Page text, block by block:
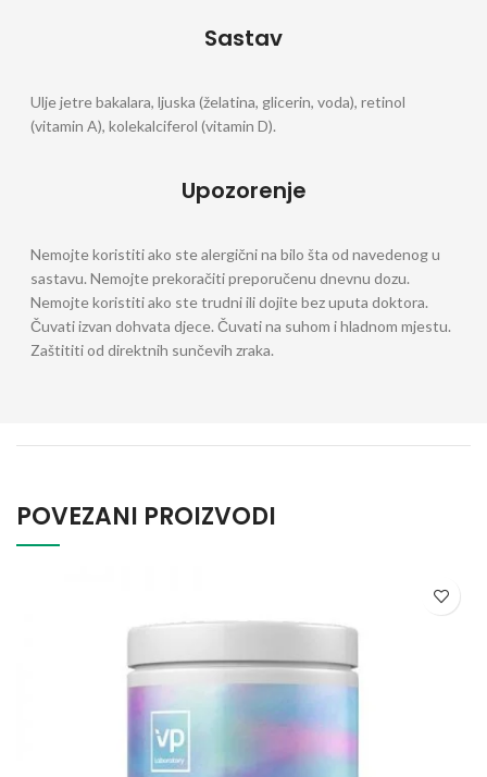
Sastav
Ulje jetre bakalara, ljuska (želatina, glicerin, voda), retinol
(vitamin A), kolekalciferol (vitamin D).
Upozorenje
Nemojte koristiti ako ste alergični na bilo šta od navedenog u
sastavu. Nemojte prekoračiti preporučenu dnevnu dozu.
Nemojte koristiti ako ste trudni ili dojite bez uputa doktora.
Čuvati izvan dohvata djece. Čuvati na suhom i hladnom mjestu.
Zaštititi od direktnih sunčevih zraka.
POVEZANI PROIZVODI